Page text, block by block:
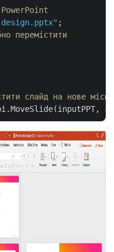
перемістити
слайд на нове місце